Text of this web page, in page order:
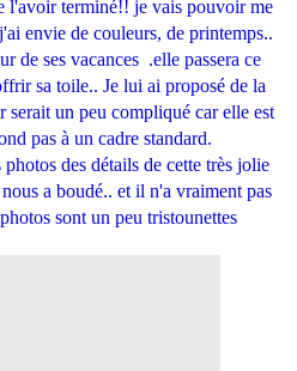
l'avoir terminé!! je vais pouvoir me
envie de couleurs, de printemps..
de ses vacances .elle passera ce
sa toile.. Je lui ai proposé de la
serait un peu compliqué car elle est
pas à un cadre standard.
des détails de cette très jolie
a boudé.. et il n'a vraiment pas
sont un peu tristounettes